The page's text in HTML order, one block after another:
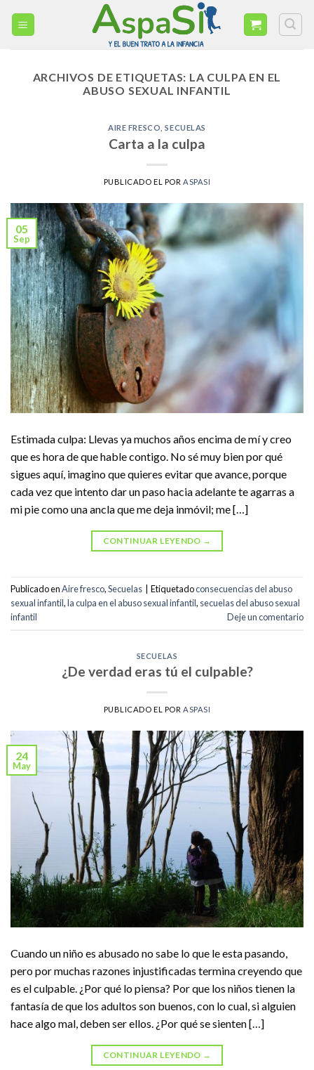
ARCHIVOS DE ETIQUETAS: LA CULPA EN EL
ABUSO SEXUAL INFANTIL
AIRE FRESCO ,SECUELAS
Carta a la culpa
PUBLICADO EL POR ASPASI
05
Sep
Estimada culpa: Llevas ya muchos años encima de mí y creo
que es hora de que hable contigo. No sé muy bien por qué
sigues aquí, imagino que quieres evitar que avance, porque
cada vez que intento dar un paso hacia adelante te agarras a
mi pie como una ancla que me deja inmóvil; me […]
CONTINUAR LEYENDO →
Publicado enAire fresco,Secuelas Etiquetadoconsecuencias del abuso
sexual infantil,la culpa en el abuso sexual infantil, secuelas del abuso sexual
infantil
Deje un comentario
SECUELAS
¿De verdad eras tú el culpable?
PUBLICADO EL PORASPASI
24
May
Cuando un niño es abusado no sabe lo que le esta pasando,
pero por muchas razones injustificadas termina creyendo que
es el culpable. ¿Por qué lo piensa? Por que los niños tienen la
fantasía de que los adultos son buenos, con lo cual, si alguien
hace algo mal, deben ser ellos. ¿Por qué se sienten […]
CONTINUAR LEYENDO →